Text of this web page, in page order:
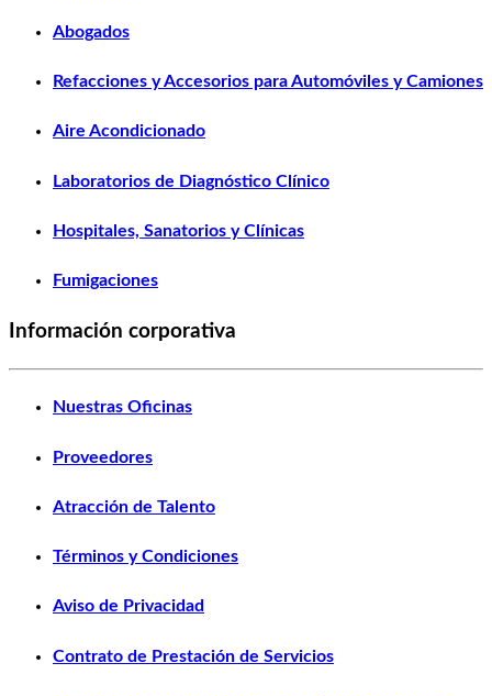
Abogados
Refacciones y Accesorios para Automóviles y Camiones
Aire Acondicionado
Laboratorios de Diagnóstico Clínico
Hospitales, Sanatorios y Clínicas
Fumigaciones
Información corporativa
Nuestras Oficinas
Proveedores
Atracción de Talento
Términos y Condiciones
Aviso de Privacidad
Contrato de Prestación de Servicios